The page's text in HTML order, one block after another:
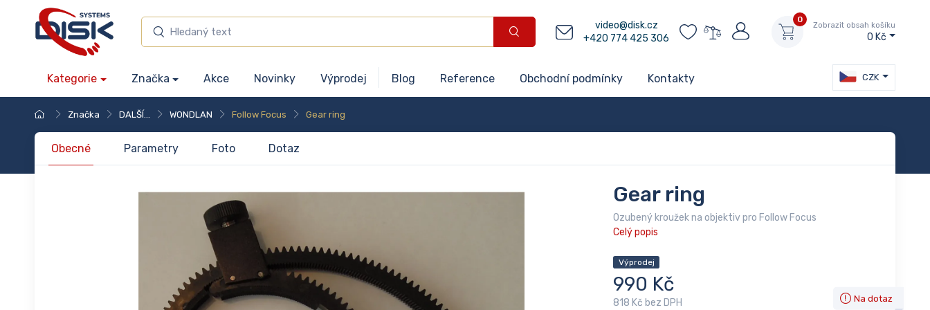
video@disk.cz
+420 774 425 306
0
Zobrazit obsah košíku
0 Kč
Kategorie Značka Akce Novinky Výprodej Blog Reference Obchodní podmínky Kontakty CZK
Značka DALŠÍ... WONDLAN Follow Focus Gear ring
Obecné Parametry Foto Dotaz
Gear ring
Ozubený kroužek na objektiv pro Follow Focus
Celý popis
Výprodej
990 Kč
818 Kč bez DPH Na dotaz